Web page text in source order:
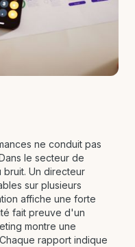
ne conduit pas
le secteur de
Un directeur
sur plusieurs
affiche une forte
fait preuve d'un
montre une
rapport indique